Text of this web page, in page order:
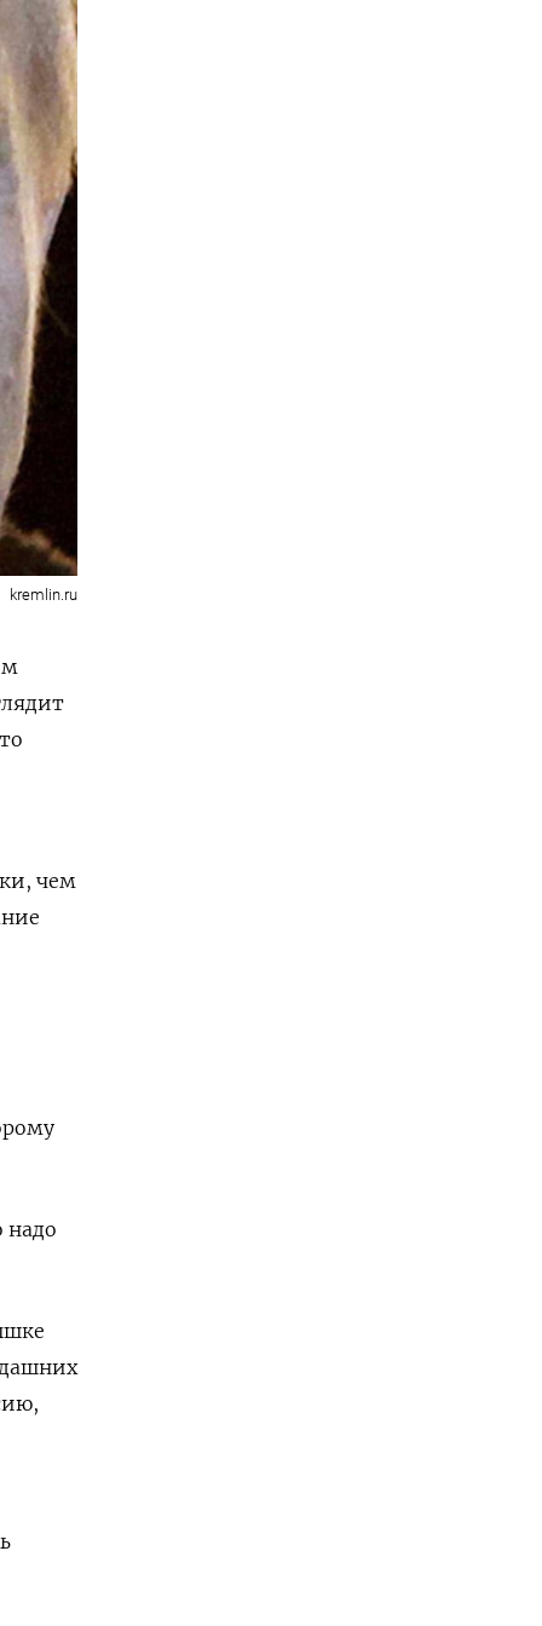
kremlin.ru
чем
надо